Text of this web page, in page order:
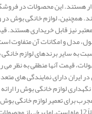
هستند. این محصولات در
همچنین، لوازم خانگی بوش
نیز قابل خریداری هستند.
مدل و امکانات آن متفاوت
به سایر برندهای لوازم
قیمت آنها منطقی به
ایران دارای نمایندگی های
لوازم خانگی بوش را
برای تعمیر لوازم خانگی بوش